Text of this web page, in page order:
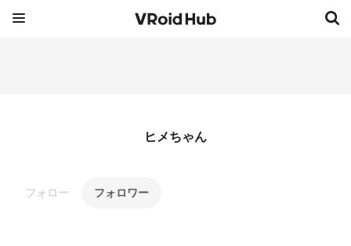
ヒメちゃん
フォロー フォロワー